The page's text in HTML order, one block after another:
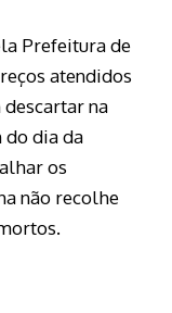
Prefeitura de
atendidos
na
do dia da
os
não recolhe